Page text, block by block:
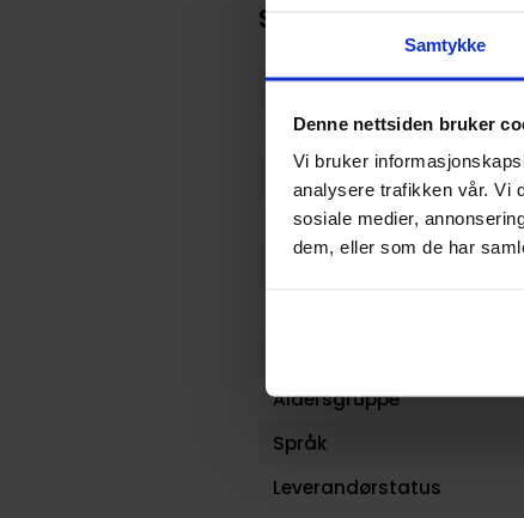
Samtykke
Denne nettsiden bruker
Vi bruker
analysere trafikken vår. Vi
sosiale medier,
dem, eller som de har
Spesifikasjoner
SKU
Opprinnelsesland :
Format
Serie
Aldersgruppe
Språk
Leverandørstatus